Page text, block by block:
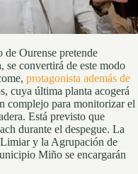
Ourense pretende
se convertirá de este modo
protagonista además de
cuya última planta acogerá
complejo para monitorizar el
Está previsto que
durante el despegue. La
y la Agrupación de
Miño se encargarán